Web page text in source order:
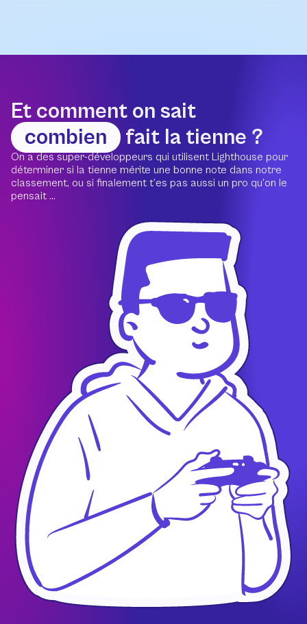
Et comment on sait
combien
fait la tienne ?
On a des super-développeurs qui utilisent Lighthouse pour
déterminer si la tienne mérite une bonne note dans notre
classement, ou si finalement t’es pas aussi un pro qu’on le
pensait ...